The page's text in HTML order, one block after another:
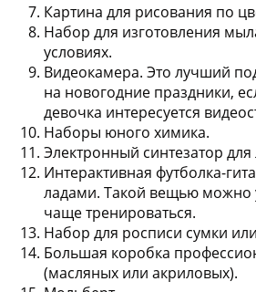
Картина для рисования по
Набор для изготовления
условиях.
Видеокамера. Это лучший
на новогодние праздники,
девочка интересуется
Наборы юного химика.
Электронный синтезатор
Интерактивная футболка-
ладами. Такой вещью можно
чаще тренироваться.
Набор для росписи сумки
Большая коробка
(масляных или акриловых).